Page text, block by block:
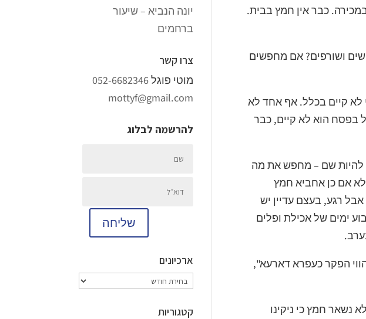
כבר אין חמץ בבית.
ושורפים? אם מחפשים
לא קיים בכלל. אף אחד לא
בפסח הוא לא קיים, כבר
להיות שם – מחפש את מה
אם כן אחביא חמץ
רגע, בעצם עדיין יש
ימים של אכילת ופלים
הפקר כעפרא דארעא",
חמץ כי ניקינו
יונה הנביא – שיעור
ברחמים
צרו קשר
מוטי פוגל052-6682346
mottyf@gmail.com
להרשמה לבלוג
שליחה
ארכיונים
ארכיונים
קטגוריות